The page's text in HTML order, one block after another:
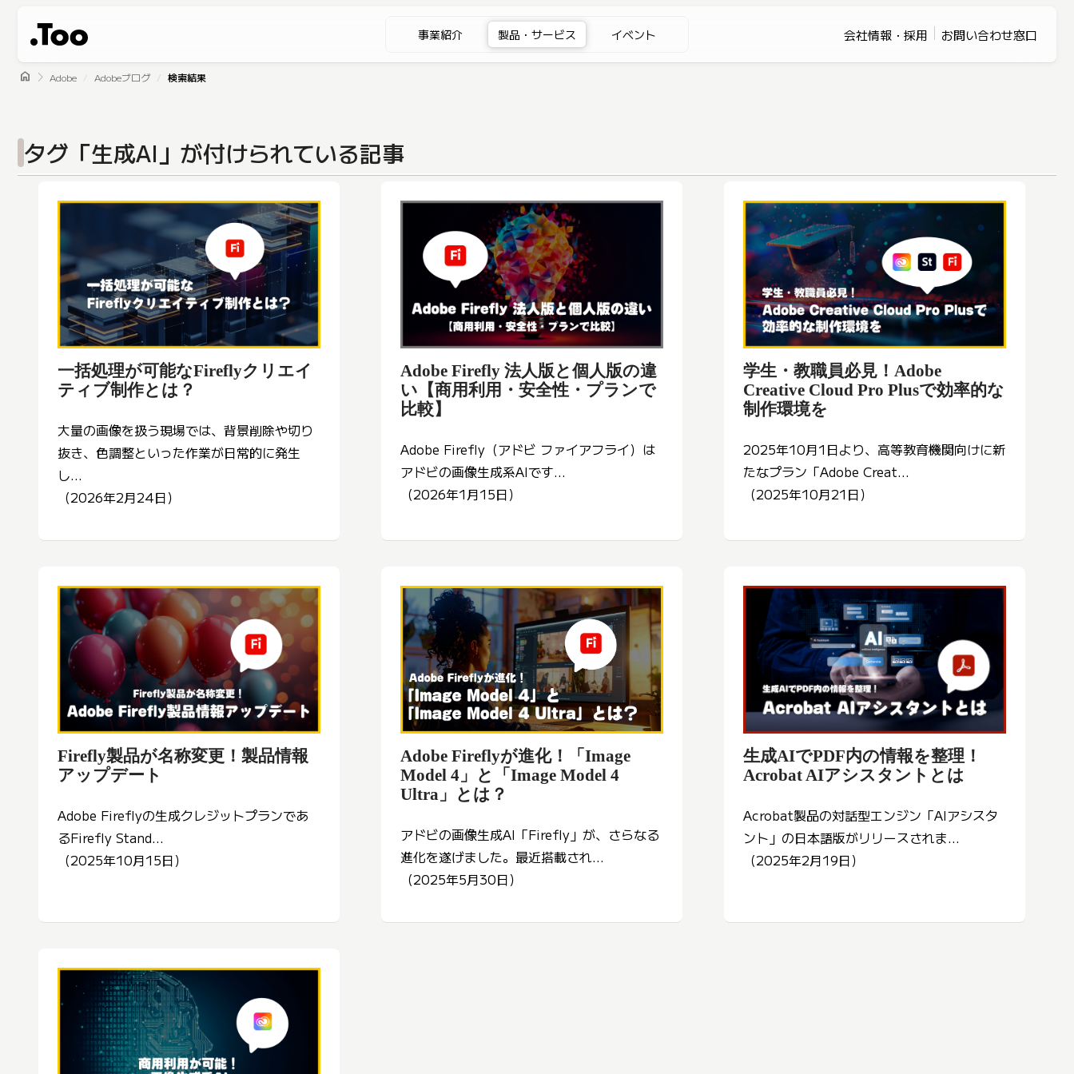
事業紹介 製品・サービス イベント 会社情報・採用 お問い合わせ窓口
home Adobe Adobeブログ 検索結果
タグ「生成AI」が付けられている記事
一括処理が可能なFireflyクリエイ
ティブ制作とは？
大量の画像を扱う現場では、背景削除や切り
抜き、色調整といった作業が日常的に発生
し...
（2026年2月24日）
Adobe Firefly 法人版と個人版の違
い【商用利用・安全性・プランで
比較】
Adobe Firefly（アドビ ファイアフライ）は
アドビの画像生成系AIです...
（2026年1月15日）
学生・教職員必見！Adobe
Creative Cloud Pro Plusで効率的な
制作環境を
2025年10月1日より、高等教育機関向けに新
たなプラン「Adobe Creat...
（2025年10月21日）
Firefly製品が名称変更！製品情報
アップデート
Adobe Fireflyの生成クレジットプランであ
るFirefly Stand...
（2025年10月15日）
Adobe Fireflyが進化！「Image
Model 4」と「Image Model 4
Ultra」とは？
アドビの画像生成AI「Firefly」が、さらなる
進化を遂げました。最近搭載され...
（2025年5月30日）
生成AIでPDF内の情報を整理！
Acrobat AIアシスタントとは
Acrobat製品の対話型エンジン「AIアシスタ
ント」の日本語版がリリースされま...
（2025年2月19日）